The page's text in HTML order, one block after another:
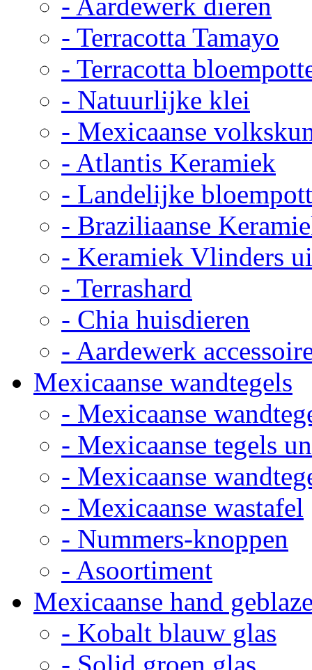
- Terracotta Tamayo
- Terracotta
- Natuurlijke klei
- Mexicaanse
- Atlantis Keramiek
- Landelijke
- Braziliaanse
- Keramiek Vlinders
- Terrashard
- Chia huisdieren
- Aardewerk
Mexicaanse wandtegels
- Mexicaanse
- Mexicaanse tegels
- Mexicaanse
- Mexicaanse wastafel
- Nummers-knoppen
- Asoortiment
Mexicaanse hand
- Kobalt blauw glas
- Solid groen glas